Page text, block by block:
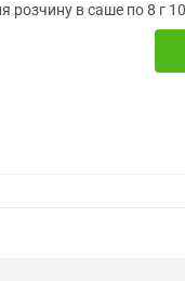
розчину в саше по 8 г